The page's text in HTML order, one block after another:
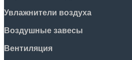
Увлажнители воздуха
Воздушные завесы
Вентиляция